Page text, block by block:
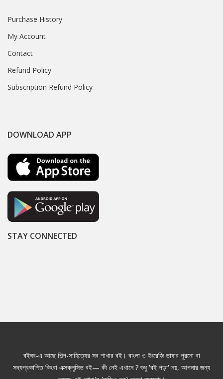
Purchase History
My Account
Contact
Refund Policy
Subscription Refund Policy
DOWNLOAD APP
STAY CONNECTED
বইঘর-এ আছে শিল্প-সাহিত্যের সব শাখার বই। বাংলা ও ইংরেজি ভাষার পুরনো বা
সদ্যপ্রকাশিত কিংবা এক্সক্লুসিভ বই— কী নেই এখানে ? শুধু 'বই পড়া' নয়, আপনার জন্য